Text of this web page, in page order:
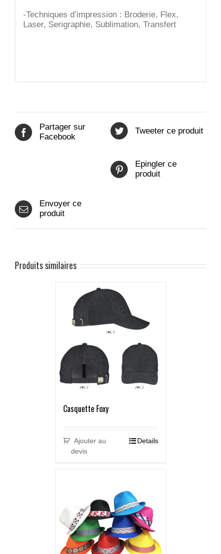
-Techniques d’impression : Broderie, Flex,
Laser, Serigraphie, Sublimation, Transfert
Partager sur
Facebook
Tweeter ce produit
Epingler ce
produit
Envoyer ce
produit
Produits similaires
Casquette Foxy
Ajouter au
devis
Details